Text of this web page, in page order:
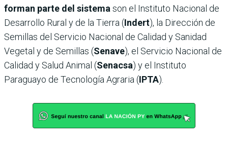
forman parte del sistema son el Instituto Nacional de
Desarrollo Rural y de la Tierra (Indert), la Dirección de
Semillas del Servicio Nacional de Calidad y Sanidad
Vegetal y de Semillas (Senave), el Servicio Nacional de
Calidad y Salud Animal (Senacsa) y el Instituto
Paraguayo de Tecnología Agraria (IPTA).